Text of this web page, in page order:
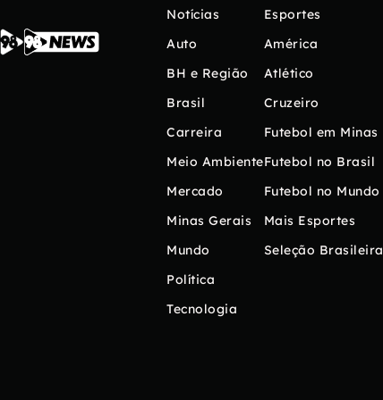
Notícias
Auto
BH e Região
Brasil
Carreira
Meio Ambiente
Mercado
Minas Gerais
Mundo
Política
Tecnologia
Esportes
América
Atlético
Cruzeiro
Futebol em Minas
Futebol no Brasil
Futebol no Mundo
Mais Esportes
Seleção Brasileira